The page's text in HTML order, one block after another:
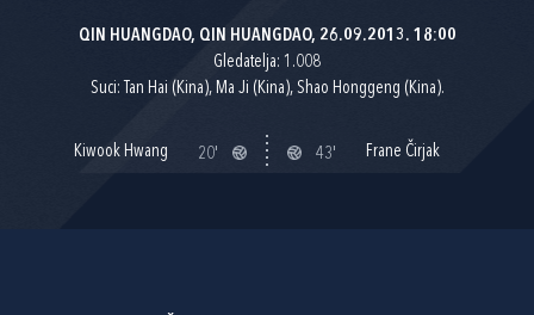
QIN HUANGDAO, QIN HUANGDAO, 26.09.2013. 18:00
Gledatelja: 1.008
Suci: Tan Hai (Kina), Ma Ji (Kina), Shao Honggeng (Kina).
Kiwook Hwang 20' 43' Frane Čirjak